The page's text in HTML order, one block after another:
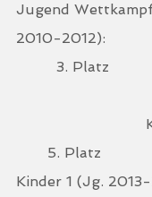
Jugend
2010-2012):
         3. Platz
       5. Platz
Kinder 1 (Jg.